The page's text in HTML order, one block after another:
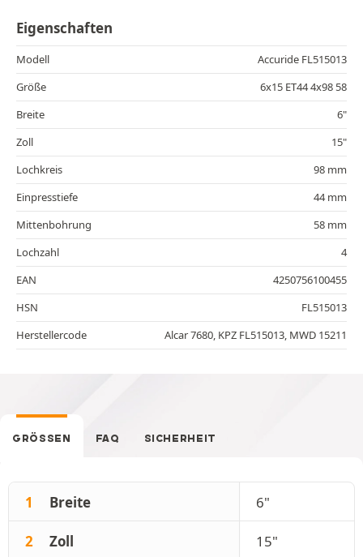
Eigenschaften
Modell
Accuride FL515013
Größe
6x15 ET44 4x98 58
Breite
6"
Zoll
15"
Lochkreis
98 mm
Einpresstiefe
44 mm
Mittenbohrung
58 mm
Lochzahl
4
EAN
4250756100455
HSN
FL515013
Herstellercode
Alcar 7680, KPZ FL515013, MWD 15211
GRÖSSEN FAQ SICHERHEIT
1 Breite 6"
2 Zoll 15"